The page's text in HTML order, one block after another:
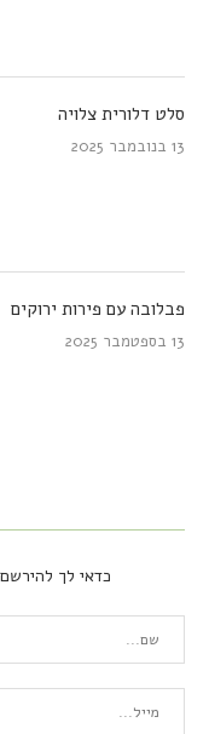
סלט דלורית צלויה
13 בנובמבר 2025
פבלובה עם פירות ירוקים
13 בספטמבר 2025
כדאי לך